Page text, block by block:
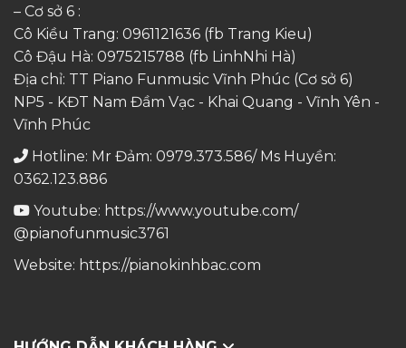
– Cơ sở 6 :
Cô Kiều Trang: 0961121636 (fb Trang Kieu)
Cô Đậu Hà: 0975215788 (fb LinhNhi Hà)
Địa chỉ: TT Piano Funmusic Vĩnh Phúc (Cơ sở 6)
NP5 - KĐT Nam Đầm Vạc - Khai Quang - Vĩnh Yên -
Vĩnh Phúc
Hotline: Mr Đảm: 0979.373.586/ Ms Huyền:
0362.123.886
Youtube: https://www.youtube.com/
@pianofunmusic3761
Website: https://pianokinhbac.com